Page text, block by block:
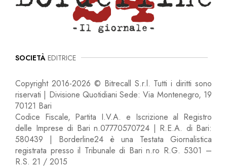
SOCIETÀ EDITRICE
Copyright 2016-2026 © Bitrecall S.r.l. Tutti i diritti sono
riservati | Divisione Quotidiani Sede: Via Montenegro, 19
70121 Bari
Codice Fiscale, Partita I.V.A. e Iscrizione al Registro
delle Imprese di Bari n.07770570724 | R.E.A. di Bari:
580439 | Borderline24 è una Testata Giornalistica
registrata presso il Tribunale di Bari n.ro R.G. 5301 –
R.S. 21 / 2015